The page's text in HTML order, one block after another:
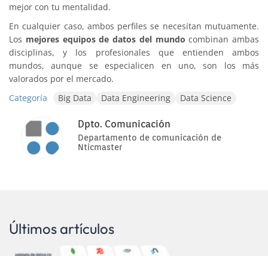
mejor con tu mentalidad.
En cualquier caso, ambos perfiles se necesitan mutuamente.
Los mejores equipos de datos del mundo combinan ambas
disciplinas, y los profesionales que entienden ambos
mundos, aunque se especialicen en uno, son los más
valorados por el mercado.
Categoría
Big Data Data Engineering Data Science
Dpto. Comunicación
Departamento de comunicación de
Nticmaster
Últimos artículos